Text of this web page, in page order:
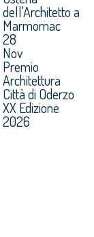
dell'Architetto a
Marmomac
28
Nov
Premio
Architettura
Città di Oderzo
XX Edizione
2026